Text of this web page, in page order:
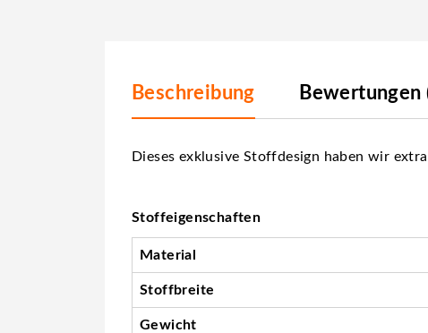
Beschreibung Bewertungen
Dieses exklusive Stoffdesign haben wir
Stoffeigenschaften
Material
Stoffbreite
Gewicht